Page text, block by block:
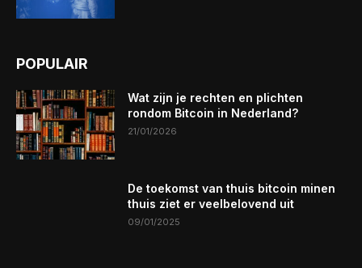
POPULAIR
Wat zijn je rechten en plichten
rondom Bitcoin in Nederland?
21/01/2026
De toekomst van thuis bitcoin minen
thuis ziet er veelbelovend uit
09/01/2025